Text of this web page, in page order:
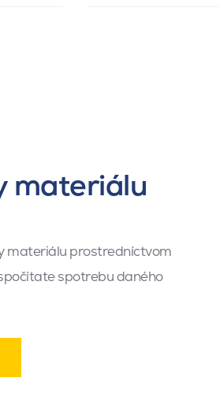
materiálu
materiálu prostredníctvom
spotrebu daného